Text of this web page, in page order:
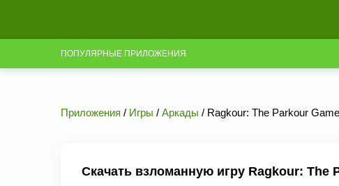
ПОПУЛЯРНЫЕ ПРИЛОЖЕНИЯ
Приложения / Игры / Аркады / Ragkour: The Parkour
Скачать взломанную игру Ragkour: The